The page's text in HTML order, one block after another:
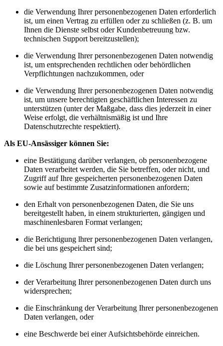
die Verwendung Ihrer personenbezogenen Daten erforderlich
ist, um einen Vertrag zu erfüllen oder zu schließen (z. B. um
Ihnen die Dienste selbst oder Kundenbetreuung bzw.
technischen Support bereitzustellen);
die Verwendung Ihrer personenbezogenen Daten notwendig
ist, um entsprechenden rechtlichen oder behördlichen
Verpflichtungen nachzukommen, oder
die Verwendung Ihrer personenbezogenen Daten notwendig
ist, um unsere berechtigten geschäftlichen Interessen zu
unterstützen (unter der Maßgabe, dass dies jederzeit in einer
Weise erfolgt, die verhältnismäßig ist und Ihre
Datenschutzrechte respektiert).
Als EU-Ansässiger können Sie:
eine Bestätigung darüber verlangen, ob personenbezogene
Daten verarbeitet werden, die Sie betreffen, oder nicht, und
Zugriff auf Ihre gespeicherten personenbezogenen Daten
sowie auf bestimmte Zusatzinformationen anfordern;
den Erhalt von personenbezogenen Daten, die Sie uns
bereitgestellt haben, in einem strukturierten, gängigen und
maschinenlesbaren Format verlangen;
die Berichtigung lhrer personenbezogenen Daten verlangen,
die bei uns gespeichert sind;
die Löschung Ihrer personenbezogenen Daten verlangen;
der Verarbeitung Ihrer personenbezogenen Daten durch uns
widersprechen;
die Einschränkung der Verarbeitung Ihrer personenbezogenen
Daten verlangen, oder
eine Beschwerde bei einer Aufsichtsbehörde einreichen.